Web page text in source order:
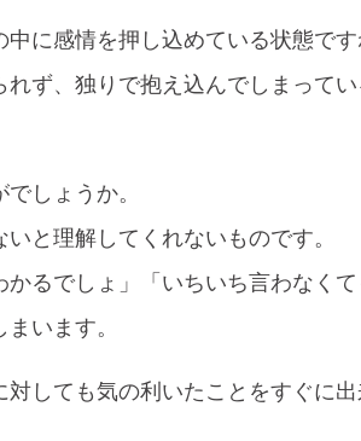
に感情を押し込めている状態です
ず、独りで抱え込んでしまって
しょうか。
と理解してくれないものです。
るでしょ」「いちいち言わなくて
います。
しても気の利いたことをすぐに